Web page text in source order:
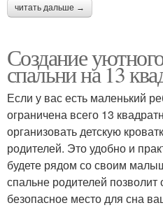
читать дальше →
Создание
спальни на 13
Если у вас есть маленький
ограничена всего 13
организовать детскую
родителей. Это удобно и
будете рядом со своим
спальне родителей позволит
безопасное место для сна